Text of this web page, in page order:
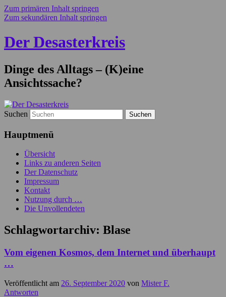
Zum primären Inhalt springen
Zum sekundären Inhalt springen
Der Desasterkreis
Dinge des Alltags – (K)eine
Ansichtssache?
Suchen
Hauptmenü
Übersicht
Links zu anderen Seiten
Der Datenschutz
Impressum
Kontakt
Nutzung durch …
Die Unvollendeten
Schlagwortarchiv: Blase
Vom eigenen Kosmos, dem Internet und überhaupt
…
Veröffentlicht am 26. September 2020 von Mister F.
Antworten